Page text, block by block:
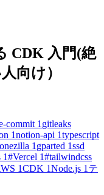
CDK 入門(絶
向け）
commit 1 gitleaks
1notion-api 1typescript
1 gparted 1ssd
1#Vercel 1#tailwindcss
1CDK 1Node.js 1 テ